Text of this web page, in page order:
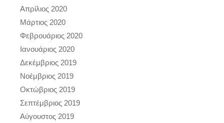
Απρίλιος 2020
Μάρτιος 2020
Φεβρουάριος 2020
Ιανουάριος 2020
Δεκέμβριος 2019
Νοέμβριος 2019
Οκτώβριος 2019
Σεπτέμβριος 2019
Αύγουστος 2019